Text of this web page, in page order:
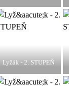
Lyžák - 2. STUPEŇ